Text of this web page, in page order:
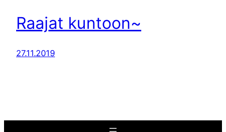
Raajat kuntoon~
27.11.2019